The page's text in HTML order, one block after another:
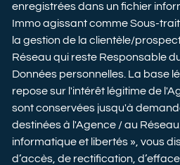
enregistrées dans un fichier
Immo agissant comme Sous-
la gestion de la clientèle/
Réseau qui reste Responsable
Données personnelles. La base
repose sur l'intérêt légitime de
sont conservées jusqu'à
destinées à l'Agence / au
informatique et libertés », vous
d’accès, de rectification,